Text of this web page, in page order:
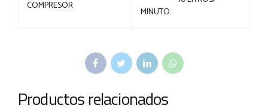
COMPRESOR
MINUTO
Productos relacionados